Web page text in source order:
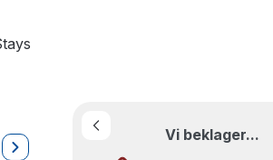
Vi beklager...